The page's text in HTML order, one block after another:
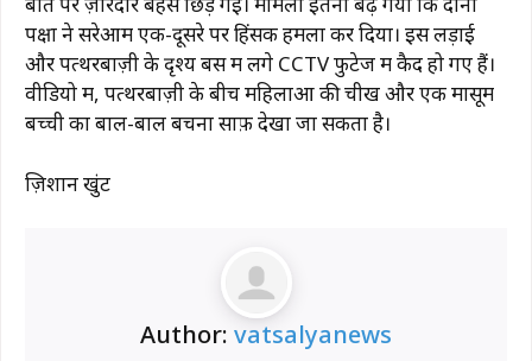
पक्षों ने सरेआम एक-दूसरे पर हिंसक हमला कर दिया। इस लड़ाई
और पत्थरबाज़ी के दृश्य बस में लगे CCTV फुटेज में कैद हो गए हैं।
वीडियो में, पत्थरबाज़ी के बीच महिलाओं की चीखें और एक मासूम
बच्ची का बाल-बाल बचना साफ़ देखा जा सकता है।
ज़िशान खुंट
Author: vatsalyanews